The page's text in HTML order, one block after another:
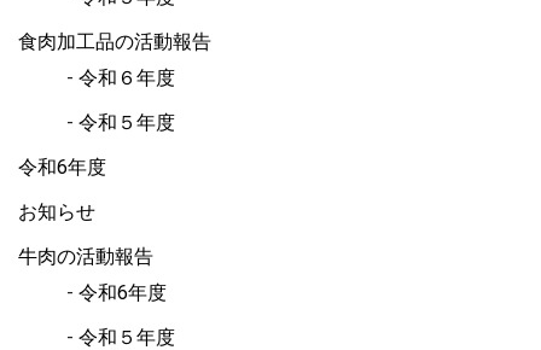
食肉加工品の活動報告
令和６年度
令和５年度
令和6年度
お知らせ
牛肉の活動報告
令和6年度
令和５年度